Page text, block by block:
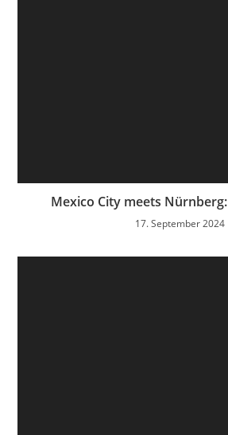
Mexico City meets
17. September 2024